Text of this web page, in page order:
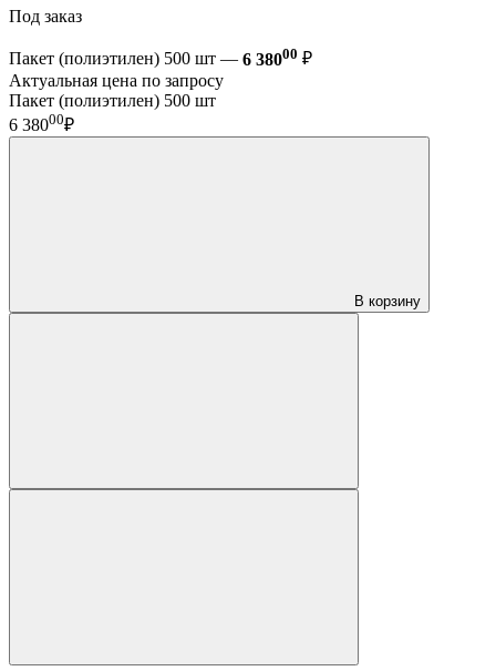
Под заказ
Пакет (полиэтилен) 500 шт — 6 38000 ₽
Актуальная цена по запросу
Пакет (полиэтилен) 500 шт
6 38000₽
В корзину